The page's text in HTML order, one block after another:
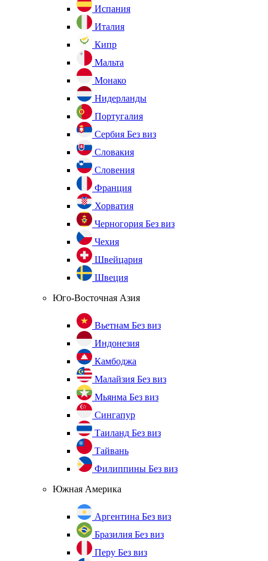
Испания
Италия
Кипр
Мальта
Монако
Нидерланды
Португалия
Сербия Без виз
Словакия
Словения
Франция
Хорватия
Черногория Без виз
Чехия
Швейцария
Швеция
Юго-Восточная Азия
Вьетнам Без виз
Индонезия
Камбоджа
Малайзия Без виз
Мьянма Без виз
Сингапур
Таиланд Без виз
Тайвань
Филиппины Без виз
Южная Америка
Аргентина Без виз
Бразилия Без виз
Перу Без виз